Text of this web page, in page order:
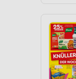
Geräte anhand
Nicht-IAB-
Notwendig